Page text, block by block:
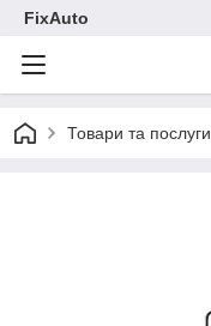
FixAuto
Товари та послуги